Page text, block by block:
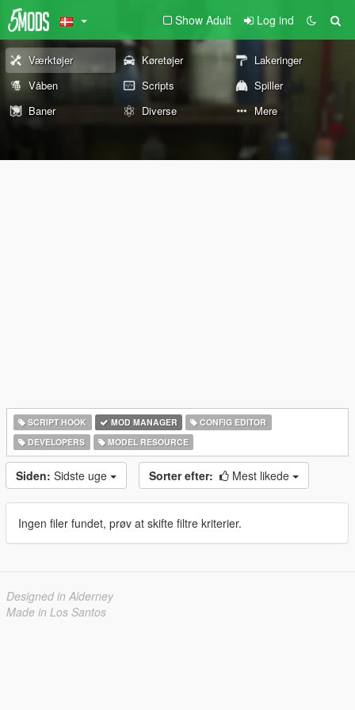
Show Adult Log ind
Værktøjer Køretøjer
Lakeringer
Våben
Scripts
Spiller
Baner
Diverse Mere
SCRIPT HOOK MOD MANAGER
CONFIG EDITOR
DEVELOPERS
MODEL RESOURCE
Siden: Sidste uge Sorter efter: Mest likede
Ingen filer fundet, prøv at skifte filtre kriterier.
Designed in Alderney
Made in Los Santos